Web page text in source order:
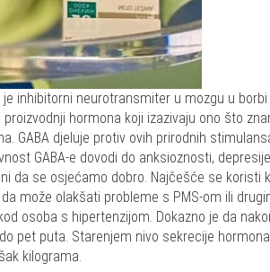
inhibitorni neurotransmiter u mozgu u borbi
hormona koji izazivaju ono što
GABA djeluje protiv ovih prirodnih
GABA-e dovodi do anksioznosti,
da se osjećamo dobro. Najčešće se koristi
može olakšati probleme s PMS-om ili
osoba s hipertenzijom. Dokazno je da
pet puta. Starenjem nivo sekrecije hormona
kilograma.